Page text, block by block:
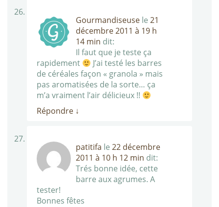
Gourmandiseuse le 21
décembre 2011 à 19 h
14 min dit:
Il faut que je teste ça
rapidement
J’ai testé les barres
de céréales façon « granola » mais
pas aromatisées de la sorte… ça
m’a vraiment l’air délicieux !!
Répondre ↓
patitifa le 22 décembre
2011 à 10 h 12 min dit:
Trés bonne idée, cette
barre aux agrumes. A
tester!
Bonnes fêtes